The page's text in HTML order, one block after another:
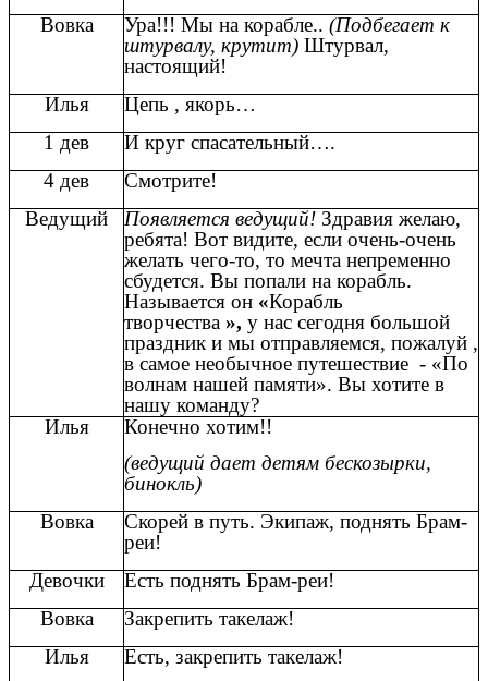
Вовка
Ура!!! Мы на корабле.. (Подбегает к
штурвалу, крутит) Штурвал,
настоящий!
Илья
Цепь , якорь…
1 дев
И круг спасательный….
4 дев
Смотрите!
Ведущий
Появляется ведущий! Здравия желаю,
ребята! Вот видите, если очень-очень
желать чего-то, то мечта непременно
сбудется. Вы попали на корабль.
Называется он «Корабль
творчества », у нас сегодня большой
праздник и мы отправляемся, пожалуй ,
в самое необычное путешествие - «По
волнам нашей памяти». Вы хотите в
нашу команду?
Илья
Конечно хотим!!
(ведущий дает детям бескозырки,
бинокль)
Вовка
Скорей в путь. Экипаж, поднять Брам-
реи!
Девочки
Есть поднять Брам-реи!
Вовка
Закрепить такелаж!
Илья
Есть, закрепить такелаж!